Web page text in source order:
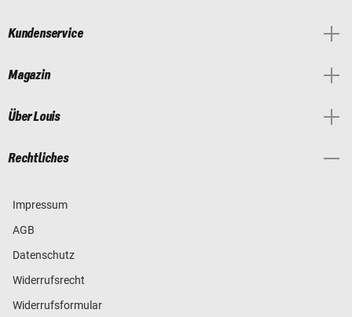
Kundenservice
Magazin
Über Louis
Rechtliches
Impressum
AGB
Datenschutz
Widerrufsrecht
Widerrufsformular